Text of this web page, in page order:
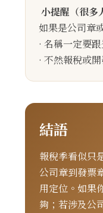
小提醒（很多
如果是公司章
· 名稱一定要
· 不然報稅或
結語
報稅季看似只
公司章到發票
用定位。如果
夠；若涉及公